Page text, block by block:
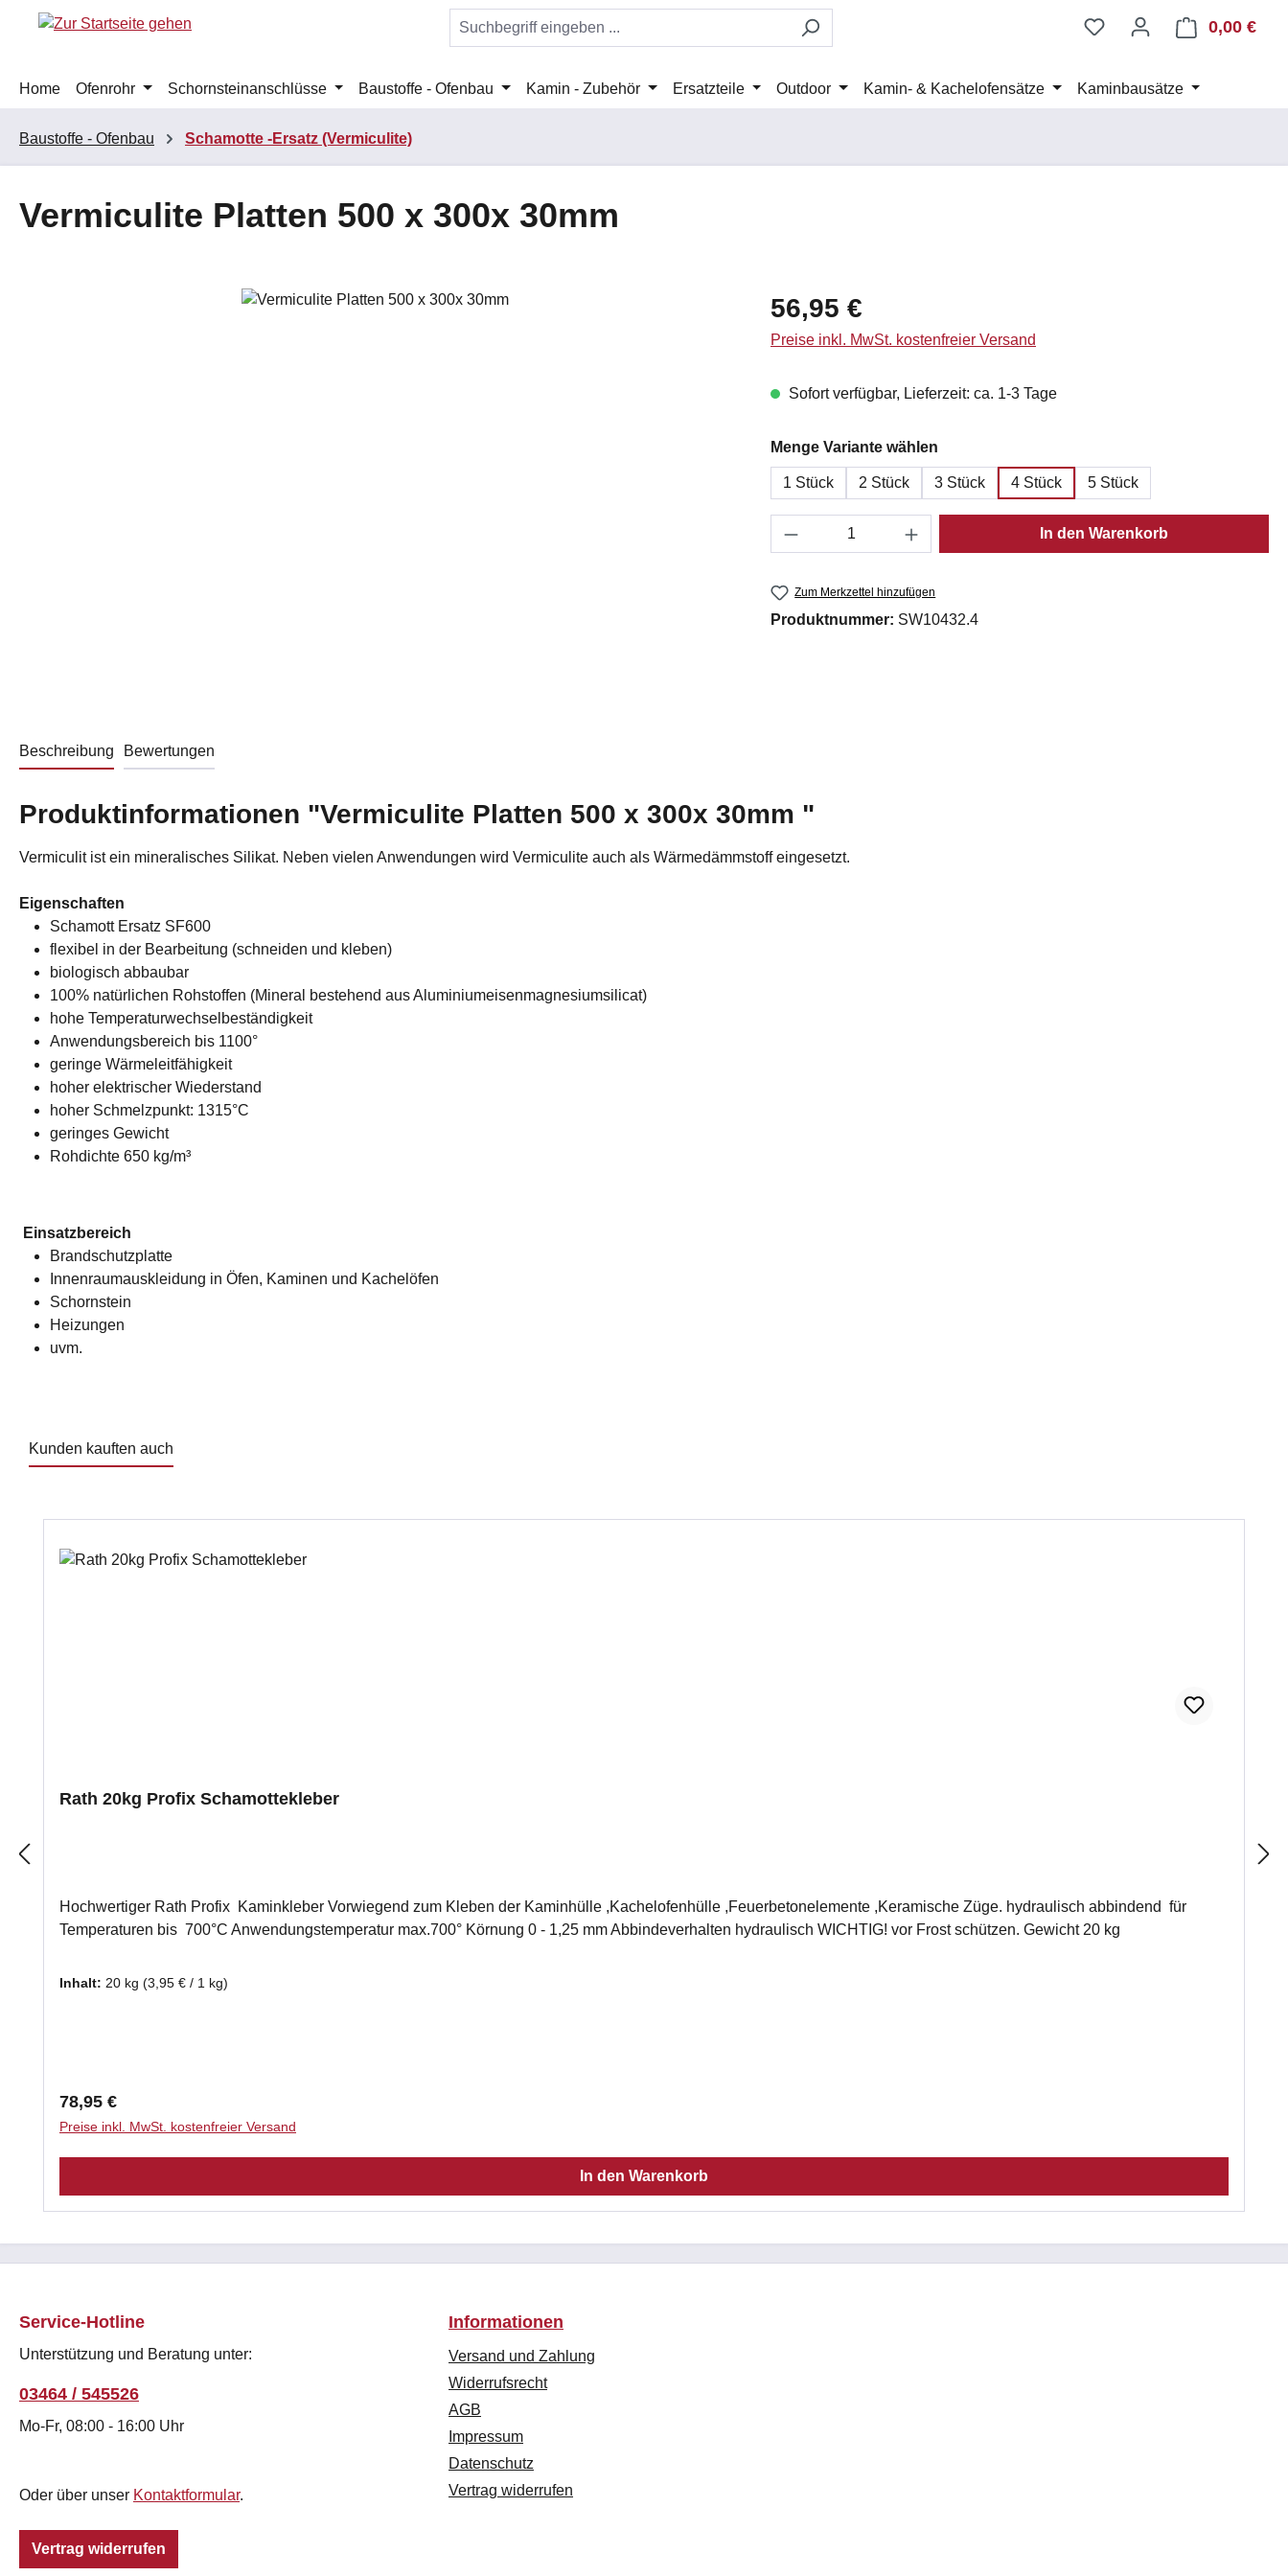
Hauptinhalt springen
Zur Suche springen
Zur Hauptnavigation springen 0,00 €
Home Ofenrohr Schornsteinanschlüsse Baustoffe - Ofenbau Kamin - Zubehör Ersatzteile Outdoor Kamin- & Kachelofensätze Kaminbausätze
Baustoffe - Ofenbau Schamotte -Ersatz (Vermiculite)
Vermiculite Platten 500 x 300x 30mm
Regulärer Preis:
56,95 €
Preise inkl. MwSt. kostenfreier Versand
Sofort verfügbar, Lieferzeit: ca. 1-3 Tage
Menge Variante wählen
1 Stück 2 Stück 3 Stück 4 Stück 5 Stück
Produkt Anzahl: Gib den gewünschten Wert ein
In den Warenkorb
Zum Merkzettel hinzufügen
Produktnummer: SW10432.4
Beschreibung Bewertungen
Produktinformationen "Vermiculite Platten 500 x 300x 30mm "
Vermiculit ist ein mineralisches Silikat. Neben vielen Anwendungen wird Vermiculite auch als Wärmedämmstoff eingesetzt.
Eigenschaften
Schamott Ersatz SF600
flexibel in der Bearbeitung (schneiden und kleben)
biologisch abbaubar
100% natürlichen Rohstoffen (Mineral bestehend aus Aluminiumeisenmagnesiumsilicat)
hohe Temperaturwechselbeständigkeit
Anwendungsbereich bis 1100°
geringe Wärmeleitfähigkeit
hoher elektrischer Wiederstand
hoher Schmelzpunkt: 1315°C
geringes Gewicht
Rohdichte 650 kg/m³
Einsatzbereich
Brandschutzplatte
Innenraumauskleidung in Öfen, Kaminen und Kachelöfen
Schornstein
Heizungen
uvm.
Kunden kauften auch
Rath 20kg Profix Schamottekleber
Hochwertiger Rath Profix Kaminkleber Vorwiegend zum Kleben der Kaminhülle ,Kachelofenhülle ,Feuerbetonelemente ,Keramische Züge. hydraulisch abbindend für
Inhalt: 20 kg (3,95 € / 1 kg)
Regulärer Preis:
78,95 €
Preise inkl. MwSt. kostenfreier Versand
In den Warenkorb
Service-Hotline
Unterstützung und Beratung unter:
03464 / 545526
Mo-Fr, 08:00 - 16:00 Uhr
Oder über unser Kontaktformular.
Vertrag widerrufen
Informationen
Versand und Zahlung
Widerrufsrecht
AGB
Impressum
Datenschutz
Vertrag widerrufen